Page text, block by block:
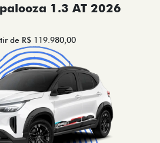
1.3 AT 2026
de R$ 119.980,00